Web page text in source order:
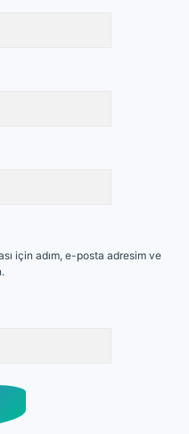
için adım, e-posta adresim ve